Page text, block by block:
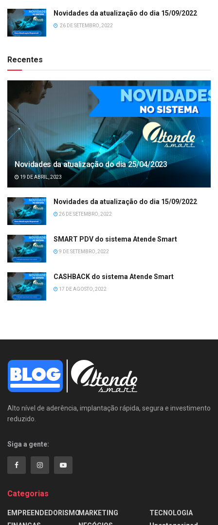
Novidades da atualização do dia 15/09/2022
26 DE SETEMBRO, 2022
Recentes
Novidades da atualização do dia 25/04/2023
19 DE ABRIL, 2023
Novidades da atualização do dia 15/09/2022
26 DE SETEMBRO, 2022
SMART PDV do sistema Atende Smart
9 DE SETEMBRO, 2022
CASHBACK do sistema Atende Smart
17 DE AGOSTO, 2022
Alto nível de aderência, implantação rápida, segura e investimento
reduzido.
Siga a gente:
Categorias
EMPREENDEDORISMOMARKETING
TECNOLOGIA